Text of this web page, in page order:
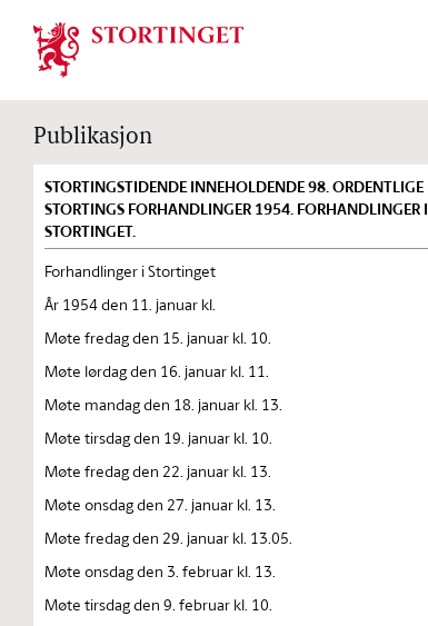
Stortinget.no
Publikasjon
STORTINGSTIDENDE INNEHOLDENDE 98. ORDENTLIGE
STORTINGS FORHANDLINGER 1954. FORHANDLINGER I
STORTINGET.
Forhandlinger i Stortinget
År 1954 den 11. januar kl.
Møte fredag den 15. januar kl. 10.
Møte lørdag den 16. januar kl. 11.
Møte mandag den 18. januar kl. 13.
Møte tirsdag den 19. januar kl. 10.
Møte fredag den 22. januar kl. 13.
Møte onsdag den 27. januar kl. 13.
Møte fredag den 29. januar kl. 13.05.
Møte onsdag den 3. februar kl. 13.
Møte tirsdag den 9. februar kl. 10.